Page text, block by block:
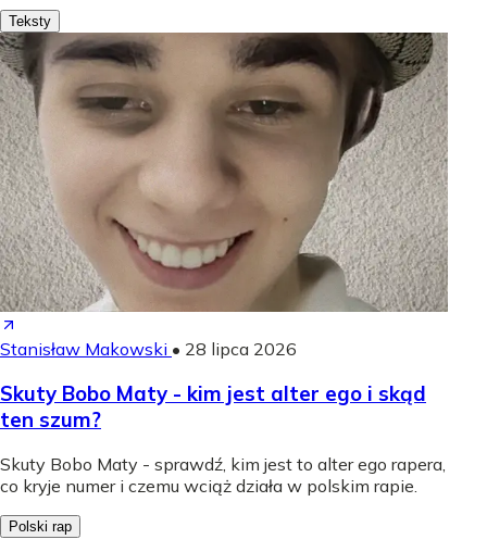
Teksty
Stanisław Makowski • 28 lipca 2026
Skuty Bobo Maty - kim jest alter ego i skąd
ten szum?
Skuty Bobo Maty - sprawdź, kim jest to alter ego rapera,
co kryje numer i czemu wciąż działa w polskim rapie.
Polski rap